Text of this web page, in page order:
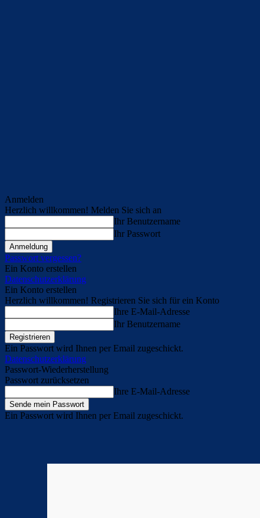
Anmelden
Herzlich willkommen! Melden Sie sich an
Ihr Benutzername
Ihr Passwort
Passwort vergessen?
Ein Konto erstellen
Datenschutzerklärung
Ein Konto erstellen
Herzlich willkommen! Registrieren Sie sich für ein Konto
Ihre E-Mail-Adresse
Ihr Benutzername
Ein Passwort wird Ihnen per Email zugeschickt.
Datenschutzerklärung
Passwort-Wiederherstellung
Passwort zurücksetzen
Ihre E-Mail-Adresse
Ein Passwort wird Ihnen per Email zugeschickt.